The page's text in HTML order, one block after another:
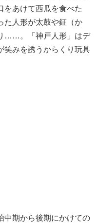
をあけて西瓜を食べた
人形が太鼓や鉦（か
……。「神戸人形」はデ
笑みを誘うからくり玩具
中期から後期にかけての